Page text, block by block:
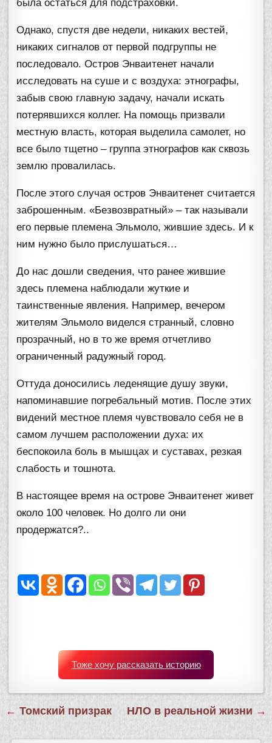
была остаться для подстраховки.
Однако, спустя две недели, никаких вестей,
никаких сигналов от первой подгруппы не
последовало. Остров Энваитенет начали
исследовать на суше и с воздуха: этнографы,
забыв свою главную задачу, начали искать
потерявшихся коллег. На помощь призвали
местную власть, которая выделила самолет, но
все было тщетно – группа этнографов как сквозь
землю провалилась.
После этого случая остров Энваитенет считается
заброшенным. «Безвозвратный» – так называли
его первые племена Эльмоло, жившие здесь. И к
ним нужно было прислушаться…
До нас дошли сведения, что ранее жившие
здесь племена наблюдали жуткие и
таинственные явления. Например, вечером
жителям Эльмоло виделся странный, словно
прозрачный, но в то же время отчетливо
ограниченный радужный город.
Оттуда доносились леденящие душу звуки,
напоминавшие погребальный мотив. После этих
видений местное племя чувствовало себя не в
самом лучшем расположении духа: их
беспокоила боль в мышцах и суставах, резкая
слабость и тошнота.
В настоящее время на острове Энваитенет живет
около 100 человек. Но долго ли они
продержатся?..
Тоже хочу рассказать историю
Навигация
по
записям
← Томский призрак НЛО в реальной жизни →